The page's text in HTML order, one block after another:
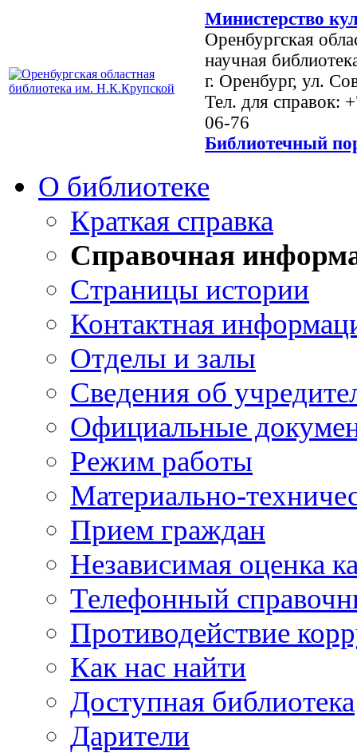
Министерство
Оренбургская
научная
г. Оренбург, ул.
Тел. для справок:
06-76
Библиотечный
О библиотеке
Краткая справка
Справочная
Страницы истории
Контактная
Отделы и залы
Сведения об
Официальные
Режим работы
Материально-
Прием граждан
Независимая оценка
Телефонный
Противодействие
Как нас найти
Доступная библиотека
Дарители